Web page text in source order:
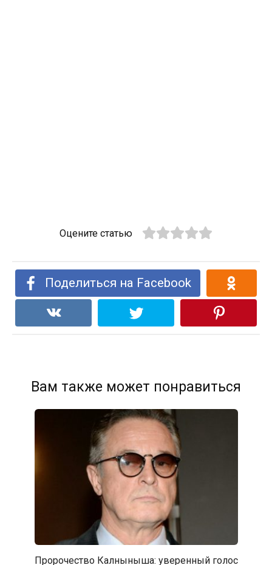
Оцените статью
Поделиться на Facebook
Вам также может понравиться
Пророчество Калныныша: уверенный голос